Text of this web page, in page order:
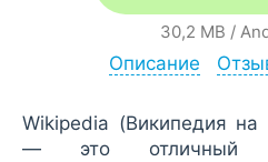
30,2 MB /
Описание
Wikipedia (Википедия
— это отличный